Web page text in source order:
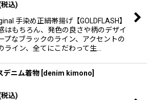
税込)
手染め正絹帯揚げ【GOLDFLASH】
はもちろん、発色の良さや柄のデザイ
プなブラックのライン、アクセントの
ライン、全てにこだわって生…
デニム着物 denim kimono
税込)